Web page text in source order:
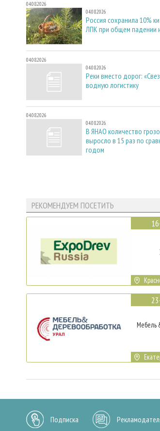
04.08.2026
04.08.2026
Россия сохранила 10%
ЛПК при общем падении
04.08.2026
04.08.2026
Реки вместо дорог:
водную логистику
04.08.2026
04.08.2026
В ЯНАО количество
выросло в 15 раз по
годом
РЕКОМЕНДУЕМ ПОСЕТИТЬ
Мебель
Подписка